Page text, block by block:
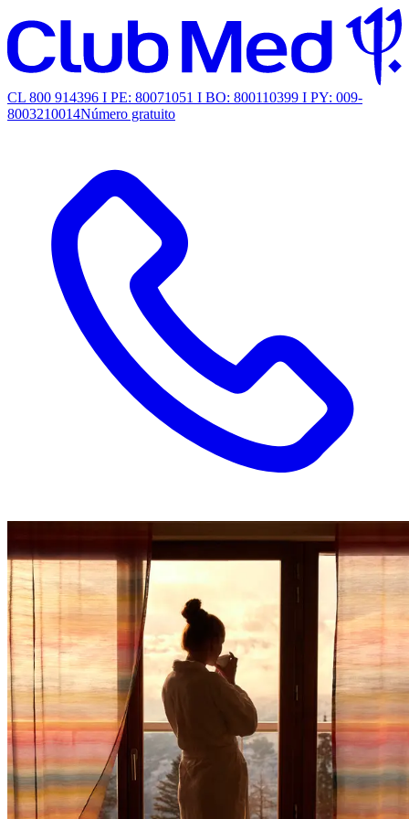
CL 800 914396 I PE: 80071051 I BO: 800110399 I PY: 009-
8003210014Número gratuito